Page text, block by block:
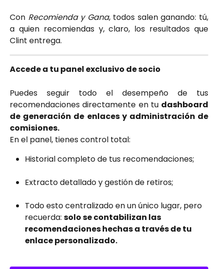
Con Recomienda y Gana, todos salen ganando: tú,
a quien recomiendas y, claro, los resultados que
Clint entrega.
Accede a tu panel exclusivo de socio
Puedes seguir todo el desempeño de tus
recomendaciones directamente en tu dashboard
de generación de enlaces y administración de
comisiones.
En el panel, tienes control total:
Historial completo de tus recomendaciones;
Extracto detallado y gestión de retiros;
Todo esto centralizado en un único lugar, pero
recuerda: solo se contabilizan las
recomendaciones hechas a través de tu
enlace personalizado.